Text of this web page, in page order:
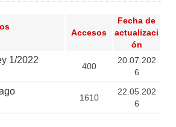
Accesos
Fecha de
actualizaci
ón
1/2022
400
20.07.202
6
1610
22.05.202
6